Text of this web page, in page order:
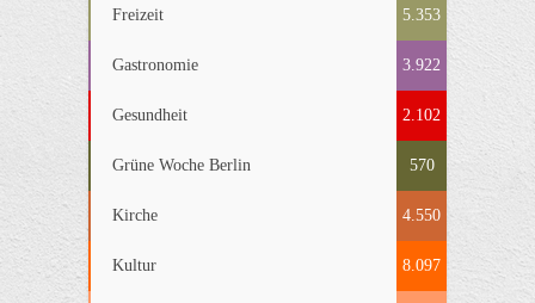
Freizeit 5.353
Gastronomie 3.922
Gesundheit 2.102
Grüne Woche Berlin 570
Kirche 4.550
Kultur 8.097